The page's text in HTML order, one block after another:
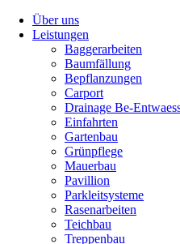
Über uns
Leistungen
Baggerarbeiten
Baumfällung
Bepflanzungen
Carport
Drainage Be-
Einfahrten
Gartenbau
Grünpflege
Mauerbau
Pavillion
Parkleitsysteme
Rasenarbeiten
Teichbau
Treppenbau